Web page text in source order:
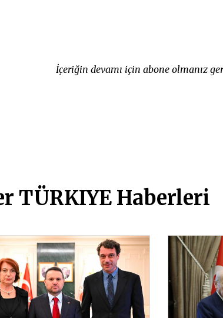
İçeriğin devamı için abone olmanız
TÜRKIYE Haberleri